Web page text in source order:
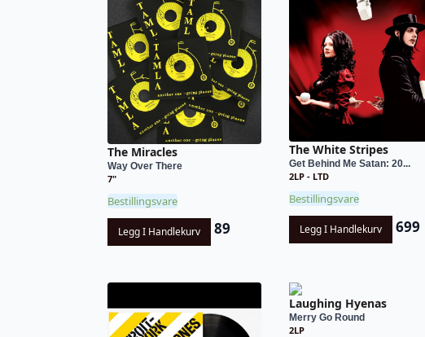
The Miracles
Way Over There
7"
Bestillingsvare
Legg I Handlekurv 89
The White Stripes
Get Behind Me Satan: 20...
2LP - LTD
Bestillingsvare
Legg I Handlekurv 699
Laughing Hyenas
Merry Go Round
2LP